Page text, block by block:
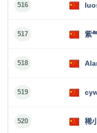
516
517 紫
518
519
520 稀